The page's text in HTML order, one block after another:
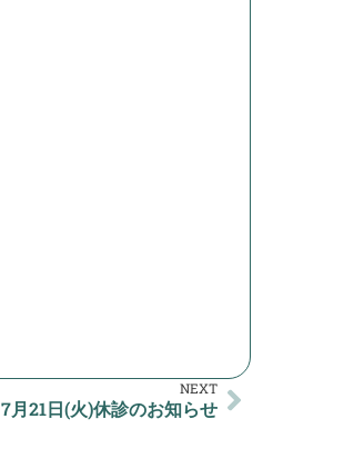
NEXT
7月21日(火)休診のお知らせ